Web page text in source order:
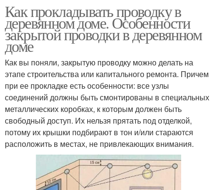
Как прокладывать проводку в
деревянном доме. Особенности
закрытой проводки в деревянном
доме
Как вы поняли, закрытую проводку можно делать на
этапе строительства или капитального ремонта. Причем
при ее прокладке есть особенности: все узлы
соединений должны быть смонтированы в специальных
металлических коробках, к которым должен быть
свободный доступ. Их нельзя прятать под отделкой,
потому их крышки подбирают в тон и/или стараются
расположить в местах, не привлекающих внимания.